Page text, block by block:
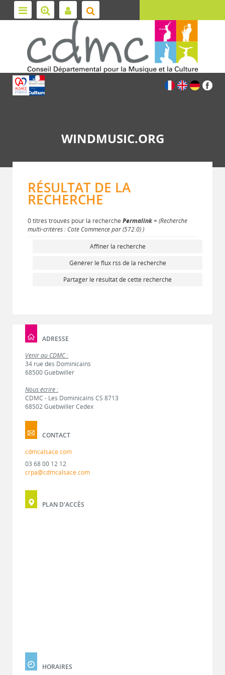
WINDMUSIC.ORG
RÉSULTAT DE LA
RECHERCHE
0 titres trouvés pour la recherche Permalink= (Recherche
multi-critères : Cote Commence par (572.0) )
Affiner la recherche
Générer le flux rss de la recherche
Partager le résultat de cette recherche
ADRESSE
Venir au CDMC :
34 rue des Dominicains
68500 Guebwiller
Nous écrire :
CDMC - Les Dominicains CS 8713
68502 Guebwiller Cedex
CONTACT
cdmcalsace.com
03 68 00 12 12
crpa@cdmcalsace.com
PLAN D'ACCÈS
HORAIRES